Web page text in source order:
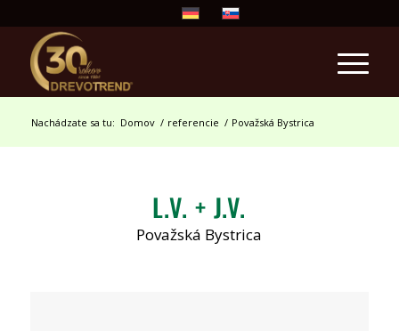
Nachádzate sa tu: Domov / referencie / Považská Bystrica
L.V. + J.V.
Považská Bystrica